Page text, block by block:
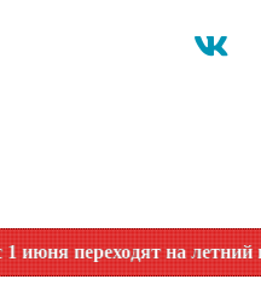
график работы.